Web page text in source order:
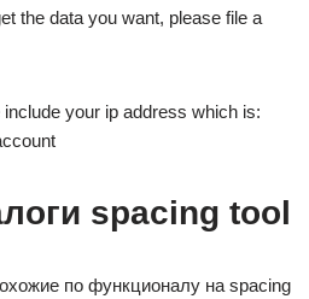
the data you want, please file a
your ip address which is:
spacing tool
по функционалу на spacing